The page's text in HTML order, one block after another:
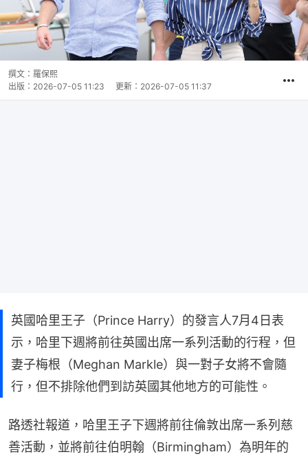
撰文： 羅保熙
出版： 2026-07-05 11:23 更新： 2026-07-05 11:37
英國哈里王子（Prince Harry）的發言人7月4日表
示，哈里下週將前往英國出席一系列活動的行程，但
妻子梅根（Meghan Markle）與一對子女將不會隨
行，但不排除他們到訪英國其他地方的可能性。
路透社報道，哈里王子下週將前往倫敦出席一系列慈
善活動，並將前往伯明翰（Birmingham）為明年的